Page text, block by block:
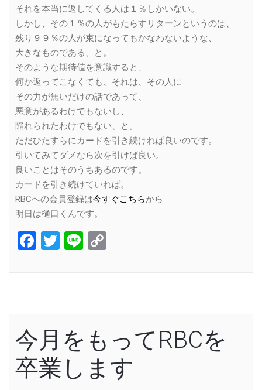
それを本当に返してくる人は１％しかいない。
しかし、その１％の人がもたらすリターンというのは、
残り９９％の人が束になってもかなわないような、
大きなものである、と。
そのような期待値を意識すると、
何か返ってこなくても、それは、その人に
その力が無いだけの話であって、
悪意があるわけでもないし、
陥れられたわけでもない、と。
ただひたすらにカードを引き続ければ良いのです。
引いてみてダメなら次を引けば良い。
良いことはそのうちあるのです。
カードを引き続けていれば。
RBCへの会員登録は今すぐこちらから
明日は樋口くんです。
Facebook
Twitter
Line
今月をもってRBCを
卒業します